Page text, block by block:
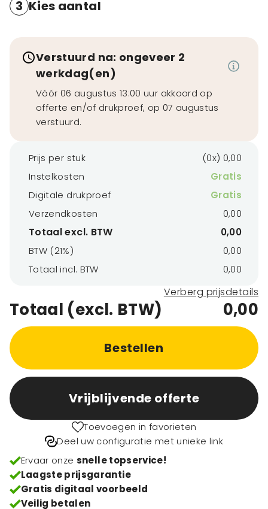
3 Kies aantal
Verstuurd na: ongeveer 2
werkdag(en)
Vóór 06 augustus 13:00 uur akkoord op
offerte en/of drukproef, op 07 augustus
verstuurd.
Prijs per stuk
(0x) 0,00
Instelkosten
Gratis
Digitale drukproef
Gratis
Verzendkosten
0,00
Totaal excl. BTW
0,00
BTW (21%)
0,00
Totaal incl. BTW
0,00
Verberg prijsdetails
Totaal (excl. BTW) 0,00
Bestellen
Vrijblijvende offerte
Toevoegen in favorieten
Deel uw configuratie met unieke link
Ervaar onze snelle topservice!
Laagste prijsgarantie
Gratis digitaal voorbeeld
Veilig betalen